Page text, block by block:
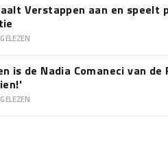
Verstappen aan en speelt
is de Nadia Comaneci van de